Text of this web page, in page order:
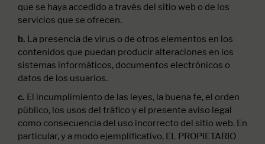
que se haya accedido a través del sitio web o de los
servicios que se ofrecen.
b. La presencia de virus o de otros elementos en los
contenidos que puedan producir alteraciones en los
sistemas informáticos, documentos electrónicos o
datos de los usuarios.
c. El incumplimiento de las leyes, la buena fe, el orden
público, los usos del tráfico y el presente aviso legal
como consecuencia del uso incorrecto del sitio web. En
particular, y a modo ejemplificativo, EL PROPIETARIO